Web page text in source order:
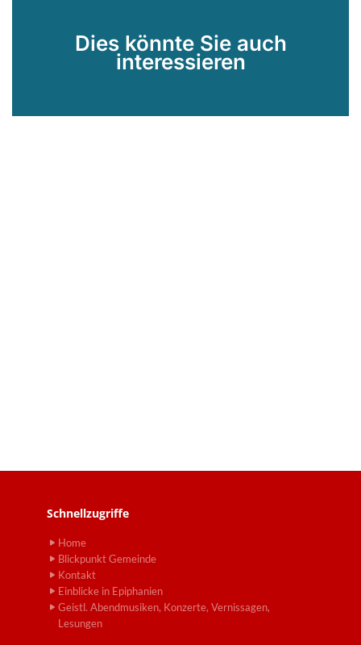
Dies könnte Sie auch
interessieren
Schnellzugriffe
Home
Blickpunkt Gemeinde
Kontakt
Einblicke in Epiphanien
Geistl. Abendmusiken, Konzerte, Vernissagen,
Lesungen